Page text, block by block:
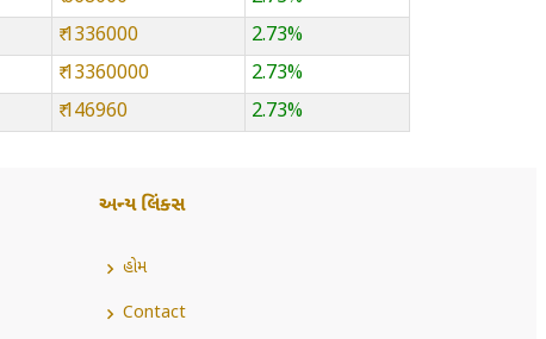
₹ 1336000
2.73%
₹ 13360000
2.73%
₹ 146960 2.73%
અન્ય લિંક્સ
હોમ
Contact